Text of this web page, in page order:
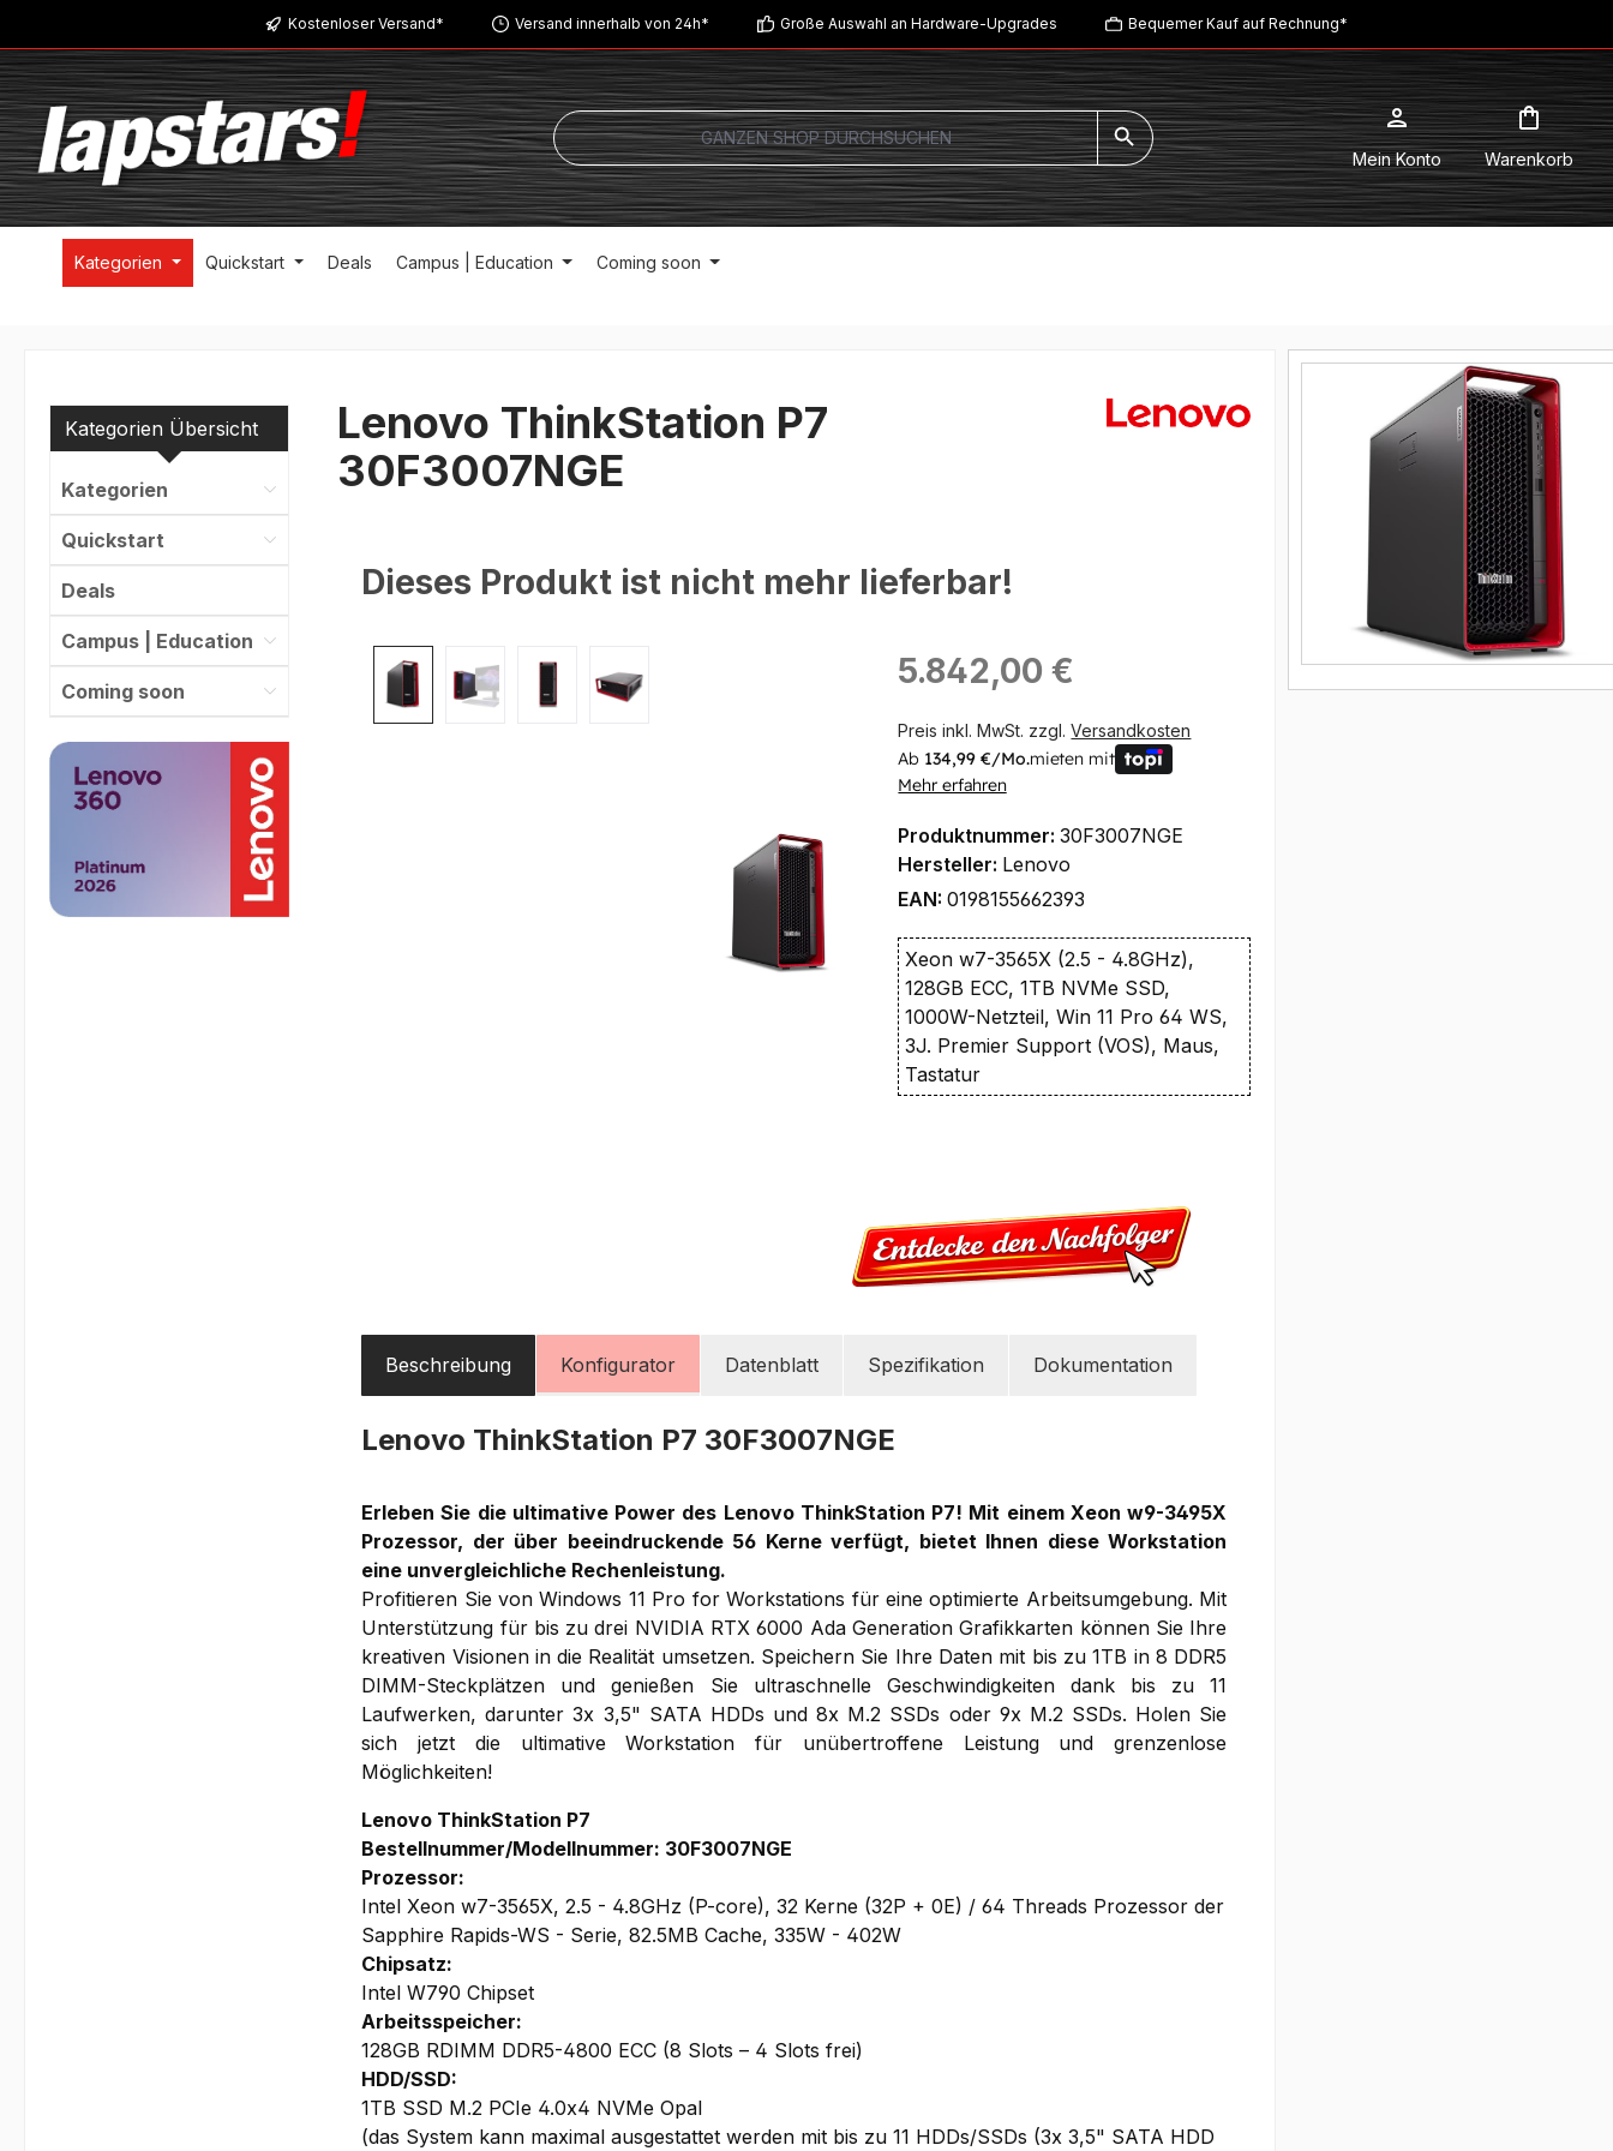
Zur Hauptnavigation springenKostenloser Versand* Versand innerhalb von 24h* Große Auswahl an Hardware-Upgrades Bequemer Kauf auf Rechnung*
Mein Konto Warenkorb
Kategorien Quickstart Deals Campus | Education Coming soon
Kategorien Übersicht
Kategorien
Quickstart
Deals
Campus | Education
Coming soon
Lenovo ThinkStation P7
30F3007NGE
Dieses Produkt ist nicht mehr lieferbar!
Bildergalerie überspringen Regulärer Preis:
5.842,00 €
Preis inkl. MwSt. zzgl.Versandkosten
Ab 134,99 €/Mo.mieten mit
Mehr erfahren
Produktnummer:30F3007NGE
Hersteller: Lenovo
EAN:0198155662393
Xeon w7-3565X (2.5 - 4.8GHz),
128GB ECC, 1TB NVMe SSD,
1000W-Netzteil, Win 11 Pro 64 WS,
3J. Premier Support (VOS), Maus,
Tastatur
Beschreibung Konfigurator Datenblatt Spezifikation Dokumentation
Lenovo ThinkStation P7 30F3007NGE
Erleben Sie die ultimative Power des Lenovo ThinkStation P7! Mit einem Xeon w9-3495X
Prozessor, der über beeindruckende 56 Kerne verfügt, bietet Ihnen diese Workstation
eine unvergleichliche Rechenleistung.
Profitieren Sie von Windows 11 Pro for Workstations für eine optimierte Arbeitsumgebung. Mit
Unterstützung für bis zu drei NVIDIA RTX 6000 Ada Generation Grafikkarten können Sie Ihre
kreativen Visionen in die Realität umsetzen. Speichern Sie Ihre Daten mit bis zu 1TB in 8 DDR5
DIMM-Steckplätzen und genießen Sie ultraschnelle Geschwindigkeiten dank bis zu 11
Laufwerken, darunter 3x 3,5" SATA HDDs und 8x M.2 SSDs oder 9x M.2 SSDs. Holen Sie
sich jetzt die ultimative Workstation für unübertroffene Leistung und grenzenlose
Möglichkeiten!
Lenovo ThinkStation P7
Bestellnummer/Modellnummer: 30F3007NGE
Prozessor:
Intel Xeon w7-3565X, 2.5 - 4.8GHz (P-core), 32 Kerne (32P + 0E) / 64 Threads Prozessor der
Sapphire Rapids-WS - Serie, 82.5MB Cache, 335W - 402W
Chipsatz:
Intel W790 Chipset
Arbeitsspeicher:
128GB RDIMM DDR5-4800 ECC (8 Slots – 4 Slots frei)
HDD/SSD:
1TB SSD M.2 PCIe 4.0x4 NVMe Opal
(das System kann maximal ausgestattet werden mit bis zu 11 HDDs/SSDs (3x 3,5" SATA HDD